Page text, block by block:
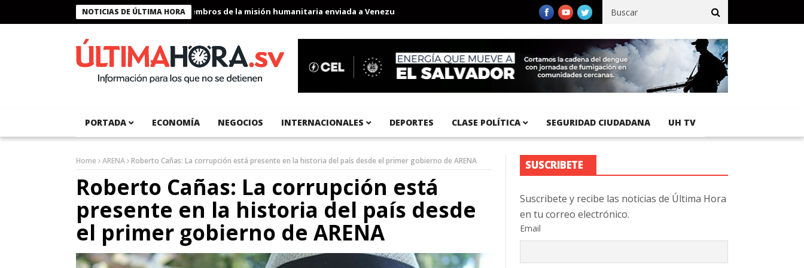
NOTICIAS DE ÚLTIMA HORA
Presidente Bukele condecora a miembros de la misión humanitaria enviada a Venezuela Aeropuerto Internacional del Pacífico registra 92 % de avance en obras de terracería
PORTADA ECONOMÍA NEGOCIOS INTERNACIONALES DEPORTES CLASE POLÍTICA SEGURIDAD CIUDADANA UH TV
Home ARENA Roberto Cañas: La corrupción está presente en la historia del país desde el primer gobierno de ARENA
Roberto Cañas: La corrupción está
presente en la historia del país desde
el primer gobierno de ARENA
SUSCRIBETE
Suscribete y recibe las noticias de Última Hora
en tu correo electrónico.
Email